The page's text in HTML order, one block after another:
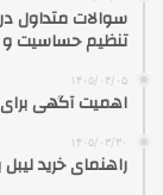
سوالات متداول
تنظیم حساسیت
۱۴۰۵/۰۴/۰۵
اهمیت آگهی
۱۴۰۵/۰۳/۳۰
راهنمای خرید